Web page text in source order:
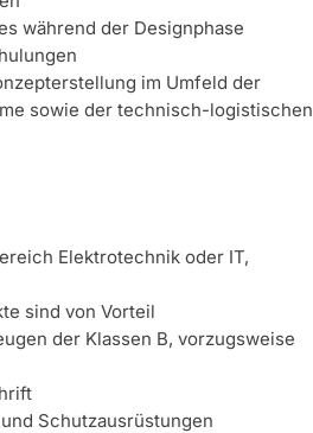
während der Designphase
im Umfeld der
sowie der technisch-logistischen
Elektrotechnik oder IT,
sind von Vorteil
der Klassen B, vorzugsweise
Schutzausrüstungen